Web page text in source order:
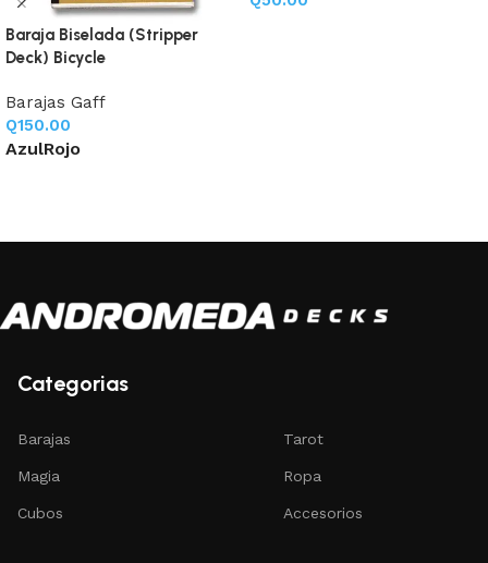
Baraja Biselada (Stripper
Deck) Bicycle
Barajas Gaff
Q150.00
AzulRojo
Categorias
Barajas
Magia
Cubos
Tarot
Ropa
Accesorios